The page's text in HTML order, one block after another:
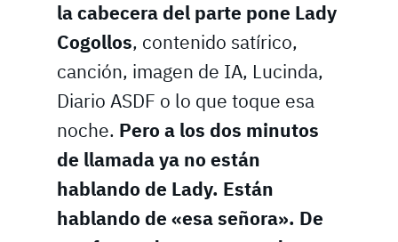
la cabecera del parte pone Lady
Cogollos, contenido satírico,
canción, imagen de IA, Lucinda,
Diario ASDF o lo que toque esa
noche. Pero a los dos minutos
de llamada ya no están
hablando de Lady. Están
hablando de «esa señora». De